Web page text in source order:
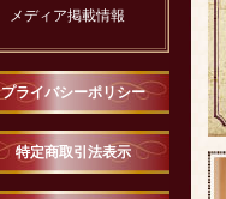
メディア掲載情報
プライバシーポリシー
特定商取引法表示